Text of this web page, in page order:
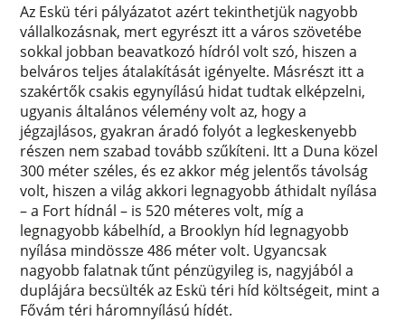
Az Eskü téri pályázatot azért tekinthetjük nagyobb
vállalkozásnak, mert egyrészt itt a város szövetébe
sokkal jobban beavatkozó hídról volt szó, hiszen a
belváros teljes átalakítását igényelte. Másrészt itt a
szakértők csakis egynyílású hidat tudtak elképzelni,
ugyanis általános vélemény volt az, hogy a
jégzajlásos, gyakran áradó folyót a legkeskenyebb
részen nem szabad tovább szűkíteni. Itt a Duna közel
300 méter széles, és ez akkor még jelentős távolság
volt, hiszen a világ akkori legnagyobb áthidalt nyílása
– a Fort hídnál – is 520 méteres volt, míg a
legnagyobb kábelhíd, a Brooklyn híd legnagyobb
nyílása mindössze 486 méter volt. Ugyancsak
nagyobb falatnak tűnt pénzügyileg is, nagyjából a
duplájára becsülték az Eskü téri híd költségeit, mint a
Fővám téri háromnyílású hídét.